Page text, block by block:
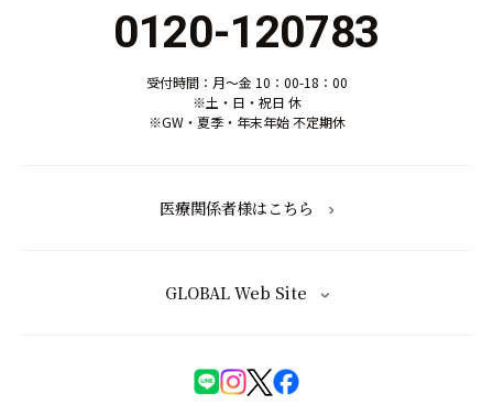
0120-120783
受付時間：月～金 10：00-18：00
※土・日・祝日 休
※GW・夏季・年末年始 不定期休
医療関係者様はこちら
GLOBAL Web Site